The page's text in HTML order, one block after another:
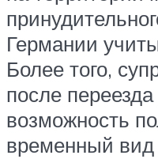
Германии
Более того,
после
возможность
временный вид